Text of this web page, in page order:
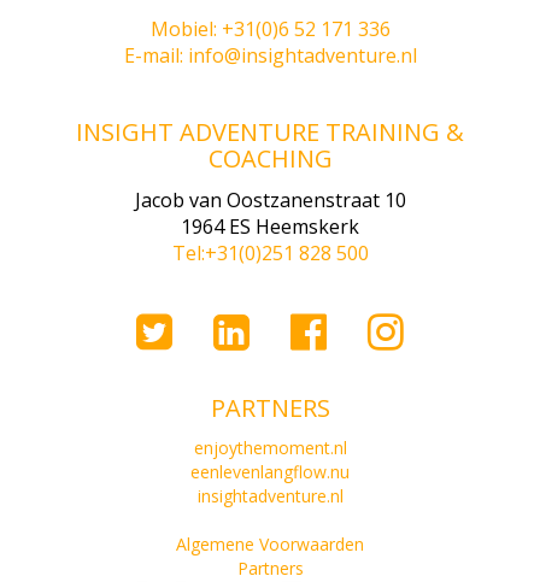
Mobiel: +31(0)6 52 171 336
E-mail: info@insightadventure.nl
INSIGHT ADVENTURE TRAINING &
COACHING
Jacob van Oostzanenstraat 10
1964 ES Heemskerk
Tel:+31(0)251 828 500
PARTNERS
enjoythemoment.nl
eenlevenlangflow.nu
insightadventure.nl
Algemene Voorwaarden
Partners